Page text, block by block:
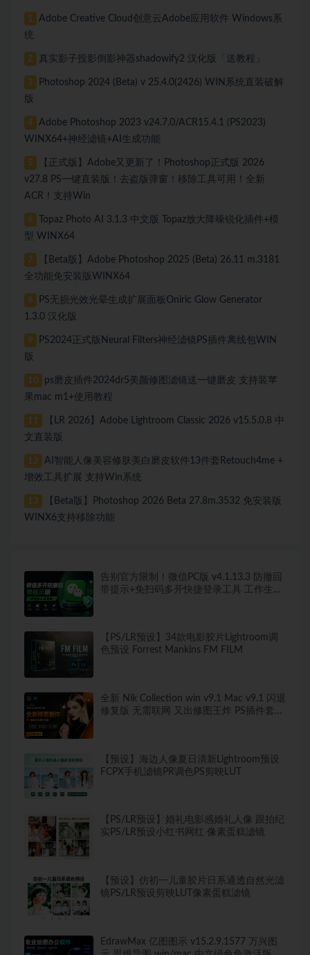
1
Adobe Creative Cloud创意云Adobe应用软件 Windows系
统
2 真实影子投影倒影神器shadowify2 汉化版「送教程」
3
Photoshop 2024 (Beta) v 25.4.0(2426) WIN系统直装破解
版
4
Adobe Photoshop 2023 v24.7.0/ACR15.4.1 (PS2023)
WINX64+神经滤镜+AI生成功能
5
【正式版】Adobe又更新了！Photoshop正式版 2026
v27.8 PS一键直装版！去盗版弹窗！移除工具可用！全新
ACR！支持Win
6
Topaz Photo AI 3.1.3 中文版 Topaz放大降噪锐化插件+模
型 WINX64
7
【Beta版】Adobe Photoshop 2025 (Beta) 26.11 m.3181
全功能免安装版WINX64
8
PS无损光效光晕生成扩展面板Oniric Glow Generator
1.3.0 汉化版
9
PS2024正式版Neural Filters神经滤镜PS插件离线包WIN
版
10
ps磨皮插件2024dr5美颜修图滤镜送一键磨皮 支持装苹
果mac m1+使用教程
11
【LR 2026】Adobe Lightroom Classic 2026 v15.5.0.8 中
文直装版
12
AI智能人像美容修肤美白磨皮软件13件套Retouch4me +
增效工具扩展 支持Win系统
13
【Beta版】Photoshop 2026 Beta 27.8m.3532 免安装版
WINX6支持移除功能
告别官方限制！微信PC版 v4.1.13.3 防撤回
带提示+免扫码多开快捷登录工具 工作生活
【PS/LR预设】34款电影胶片Lightroom调
色预设 Forrest Mankins FM FILM
全新 Nik Collection win v9.1 Mac v9.1 闪退
修复版 无需联网 又出修图王炸 PS插件套装
【预设】海边人像夏日清新Lightroom预设
FCPX手机滤镜PR调色PS剪映LUT
【PS/LR预设】婚礼电影感婚礼人像 跟拍纪
实PS/LR预设小红书网红 像素蛋糕滤镜
【预设】仿初一儿童胶片日系通透自然光滤
镜PS/LR预设剪映LUT像素蛋糕滤镜
EdrawMax 亿图图示 v15.2.9.1577 万兴图